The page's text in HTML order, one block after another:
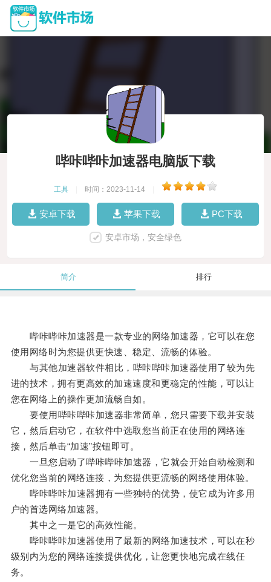
哔咔哔咔加速器电脑版下载
工具 时间：2023-11-14
安卓下载 苹果下载 PC下载
安卓市场，安全绿色
简介 排行
哔咔哔咔加速器是一款专业的网络加速器，它可以在您
使用网络时为您提供更快速、稳定、流畅的体验。
与其他加速器软件相比，哔咔哔咔加速器使用了较为先
进的技术，拥有更高效的加速速度和更稳定的性能，可以让
您在网络上的操作更加流畅自如。
要使用哔咔哔咔加速器非常简单，您只需要下载并安装
它，然后启动它，在软件中选取您当前正在使用的网络连
接，然后单击“加速”按钮即可。
一旦您启动了哔咔哔咔加速器，它就会开始自动检测和
优化您当前的网络连接，为您提供更流畅的网络使用体验。
哔咔哔咔加速器拥有一些独特的优势，使它成为许多用
户的首选网络加速器。
其中之一是它的高效性能。
哔咔哔咔加速器使用了最新的网络加速技术，可以在秒
级别内为您的网络连接提供优化，让您更快地完成在线任
务。